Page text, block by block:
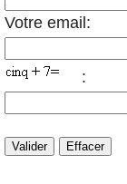
Votre email:
: